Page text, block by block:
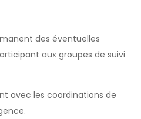
des éventuelles
aux groupes de suivi
avec les coordinations de